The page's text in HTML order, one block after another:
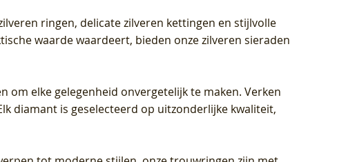
ringen, delicate zilveren kettingen en stijlvolle
waarde waardeert, bieden onze zilveren sieraden
elke gelegenheid onvergetelijk te maken. Verken
diamant is geselecteerd op uitzonderlijke kwaliteit,